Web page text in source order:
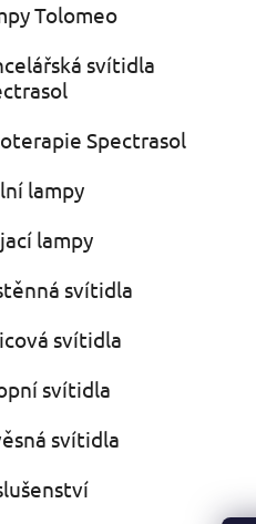
Tolomeo
svítidla
Spectrasol
lampy
lampy
svítidla
svítidla
svítidla
svítidla